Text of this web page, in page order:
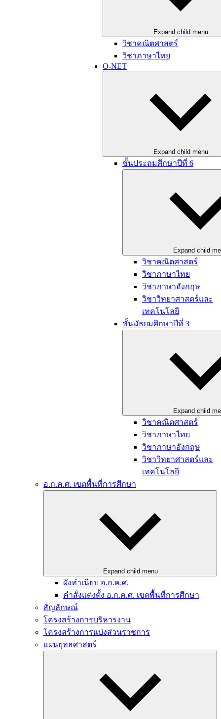
Expand child menu
วิชาคณิตศาสตร์
วิชาภาษาไทย
O-NET
Expand child menu
ชั้นประถมศึกษาปีที่ 6
Expand child
วิชาคณิตศาสตร์
วิชาภาษาไทย
วิชาภาษาอังกฤษ
วิชาวิทยาศาสตร์และ
เทคโนโลยี
ชั้นมัธยมศึกษาปีที่ 3
Expand child
วิชาคณิตศาสตร์
วิชาภาษาไทย
วิชาภาษาอังกฤษ
วิชาวิทยาศาสตร์และ
เทคโนโลยี
อ.ก.ค.ศ. เขตพื้นที่การศึกษา
Expand child menu
ผังทำเนียบ อ.ก.ค.ศ.
คำสั่งแต่งตั้ง อ.ก.ค.ศ. เขตพื้นที่การศึกษา
สัญลักษณ์
โครงสร้างการบริหารงาน
โครงสร้างการแบ่งส่วนราชการ
แผนยุทธศาสตร์